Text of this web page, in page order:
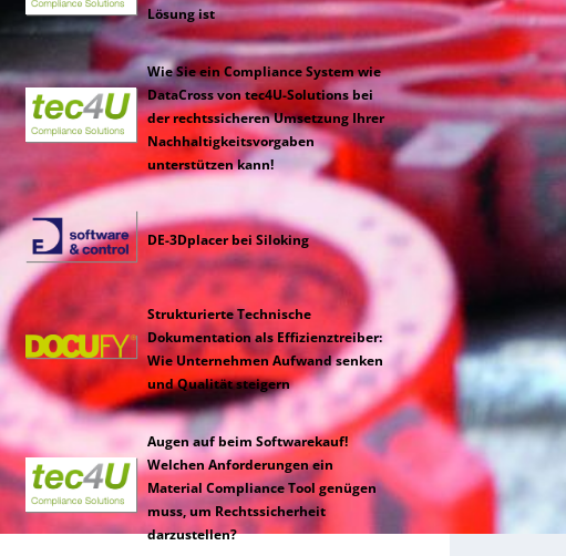
Lösung ist
Wie Sie ein Compliance System wie
DataCross von tec4U-Solutions bei
der rechtssicheren Umsetzung Ihrer
Nachhaltigkeitsvorgaben
unterstützen kann!
DE-3Dplacer bei Siloking
Strukturierte Technische
Dokumentation als Effizienztreiber:
Wie Unternehmen Aufwand senken
und Qualität steigern
Augen auf beim Softwarekauf!
Welchen Anforderungen ein
Material Compliance Tool genügen
muss, um Rechtssicherheit
darzustellen?